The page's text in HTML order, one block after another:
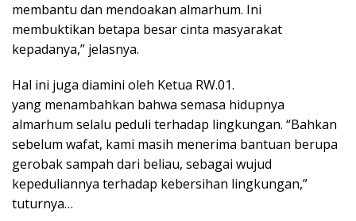
membantu dan mendoakan almarhum. Ini
membuktikan betapa besar cinta masyarakat
kepadanya,” jelasnya.
Hal ini juga diamini oleh Ketua RW.01.
yang menambahkan bahwa semasa hidupnya
almarhum selalu peduli terhadap lingkungan. “Bahkan
sebelum wafat, kami masih menerima bantuan berupa
gerobak sampah dari beliau, sebagai wujud
kepeduliannya terhadap kebersihan lingkungan,”
tuturnya…